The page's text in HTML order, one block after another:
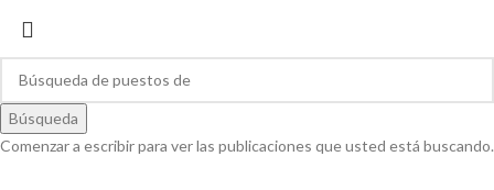
Búsqueda
Comenzar a escribir para ver las publicaciones que usted está buscando.